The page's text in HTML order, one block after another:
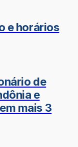
e horários
de
e
mais 3